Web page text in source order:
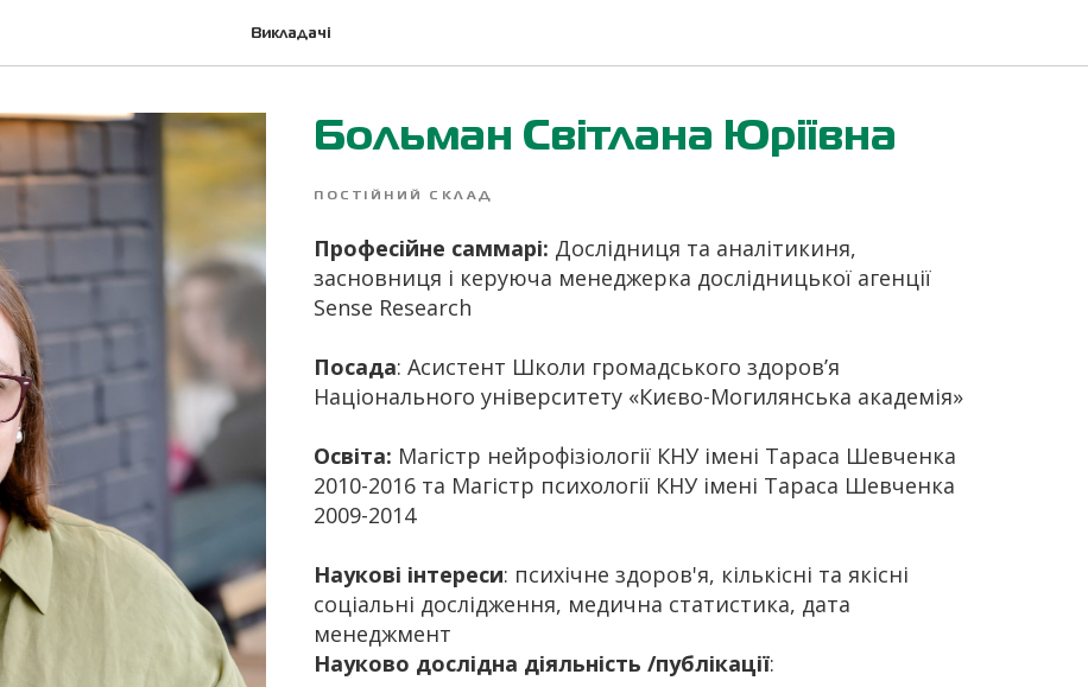
Викладачі
Больман Світлана Юріївна
ПОСТІЙНИЙ СКЛАД
Професійне саммарі: Дослідниця та аналітикиня,
засновниця і керуюча менеджерка дослідницької агенції
Sense Research
Посада: Асистент Школи громадського здоров’я
Національного університету «Києво-Могилянська академія»
Освіта: Магістр нейрофізіології КНУ імені Тараса Шевченка
2010-2016 та Магістр психології КНУ імені Тараса Шевченка
2009-2014
Наукові інтереси: психічне здоров'я, кількісні та якісні
соціальні дослідження, медична статистика, дата
менеджмент
Науково дослідна діяльність /публікації: